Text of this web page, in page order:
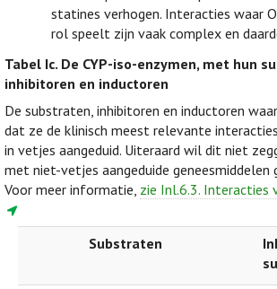
statines verhogen. Interacties waar
rol speelt zijn vaak complex en
Tabel Ic. De CYP-iso-enzymen, met hun
inhibitoren en inductoren
De substraten, inhibitoren en inductoren
dat ze de klinisch meest relevante
in vetjes aangeduid. Uiteraard wil dit niet
met niet-vetjes aangeduide geneesmiddelen
Voor meer informatie, zie Inl.6.3. Interacties
Substraten